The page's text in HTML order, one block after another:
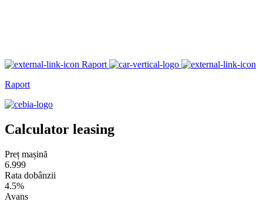
Raport
Raport
Calculator leasing
Preț mașină
6.999
Rata dobânzii
4.5%
Avans